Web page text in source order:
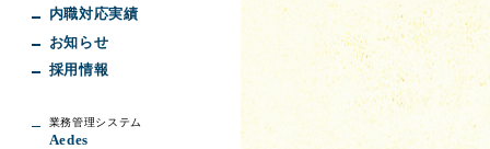
内職対応実績
お知らせ
採用情報
業務管理システム
Aedes